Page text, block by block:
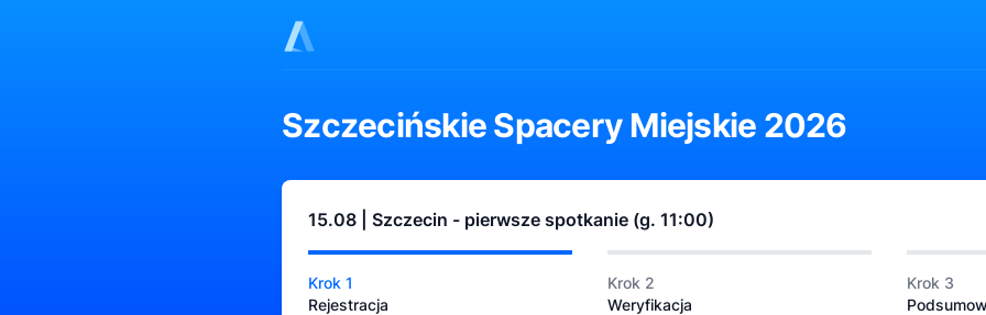
Szczecińskie Spacery Miejskie 2026
15.08 | Szczecin - pierwsze spotkanie (g. 11:00)
Krok 1
Rejestracja
Krok 2
Weryfikacja
Krok 3